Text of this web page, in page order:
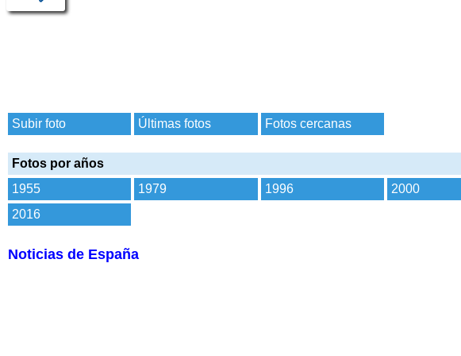
Subir foto Últimas fotos Fotos cercanas
Fotos por años
1955
1979 1996 2000
2016
Noticias de España